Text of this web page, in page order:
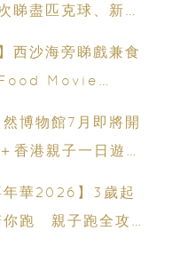
睇盡匹克球、新興
西沙海旁睇戲兼食
Movie
然博物館7月即將開
香港親子一日遊推
年華2026】3歲起
你跑 親子跑全攻略